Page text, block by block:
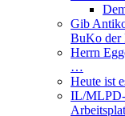
Gib
BuKo der
Herrn
…
Heute ist
IL/MLPD-